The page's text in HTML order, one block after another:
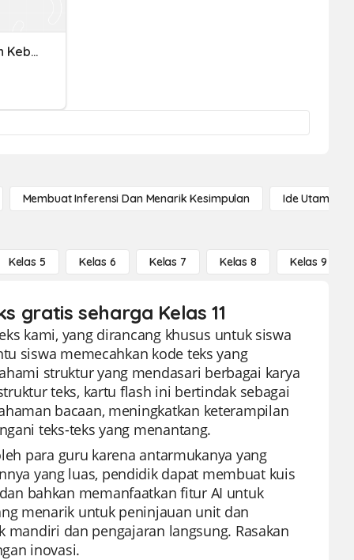
Menganalisis Struktur Dan Kebahasaan Teks Proposal.
Membuat Inferensi Dan Menarik Kesimpulan Ide Utama
Kelas 5 Kelas 6 Kelas 7 Kelas 8 Kelas 9
gratis seharga Kelas 11
kami, yang dirancang khusus untuk siswa
siswa memecahkan kode teks yang
struktur yang mendasari berbagai karya
teks, kartu flash ini bertindak sebagai
bacaan, meningkatkan keterampilan
teks-teks yang menantang.
para guru karena antarmukanya yang
yang luas, pendidik dapat membuat kuis
bahkan memanfaatkan fitur AI untuk
menarik untuk peninjauan unit dan
dan pengajaran langsung. Rasakan
inovasi.